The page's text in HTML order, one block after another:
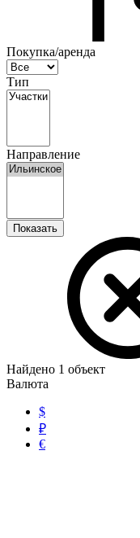
Покупка/аренда
Тип
Направление
Показать
Найдено 1 объект
Валюта
$
₽
€